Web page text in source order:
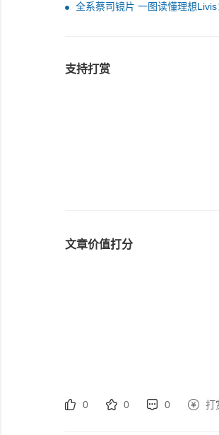
全系蔡司镜片 一图读懂理想
支持打赏
文章价值打分
0 0 0 打